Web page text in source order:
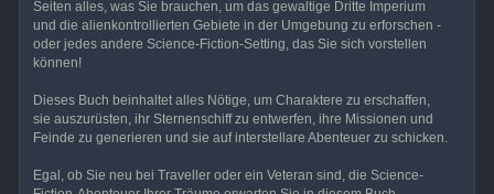
Seiten alles, was Sie brauchen, um das gewaltige Dritte Imperium
und die alienkontrollierten Gebiete in der Umgebung zu erforschen -
oder jedes andere Science-Fiction-Setting, das Sie sich vorstellen
können!
Dieses Buch beinhaltet alles Nötige, um Charaktere zu erschaffen,
sie auszurüsten, ihr Sternenschiff zu entwerfen, ihre Missionen und
Feinde zu generieren und sie auf interstellare Abenteuer zu schicken.
Egal, ob Sie neu bei Traveller oder ein Veteran sind, die Science-